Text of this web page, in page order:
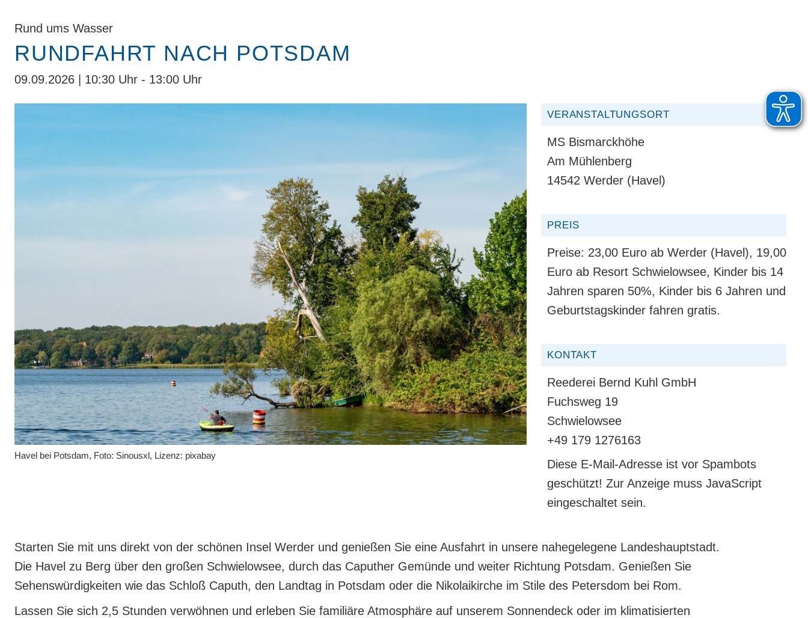
Rund ums Wasser
RUNDFAHRT NACH POTSDAM
09.09.2026 | 10:30 Uhr - 13:00 Uhr
Havel bei Potsdam, Foto: Sinousxl, Lizenz: pixabay
VERANSTALTUNGSORT
MS Bismarckhöhe
Am Mühlenberg
14542 Werder (Havel)
PREIS
Preise: 23,00 Euro ab Werder (Havel), 19,00
Euro ab Resort Schwielowsee, Kinder bis 14
Jahren sparen 50%, Kinder bis 6 Jahren und
Geburtstagskinder fahren gratis.
KONTAKT
Reederei Bernd Kuhl GmbH
Fuchsweg 19
Schwielowsee
+49 179 1276163
Diese E-Mail-Adresse ist vor Spambots
geschützt! Zur Anzeige muss JavaScript
eingeschaltet sein.
Starten Sie mit uns direkt von der schönen Insel Werder und genießen Sie eine Ausfahrt in unsere nahegelegene Landeshauptstadt.
Die Havel zu Berg über den großen Schwielowsee, durch das Caputher Gemünde und weiter Richtung Potsdam. Genießen Sie
Sehenswürdigkeiten wie das Schloß Caputh, den Landtag in Potsdam oder die Nikolaikirche im Stile des Petersdom bei Rom.
Lassen Sie sich 2,5 Stunden verwöhnen und erleben Sie familiäre Atmosphäre auf unserem Sonnendeck oder im klimatisierten